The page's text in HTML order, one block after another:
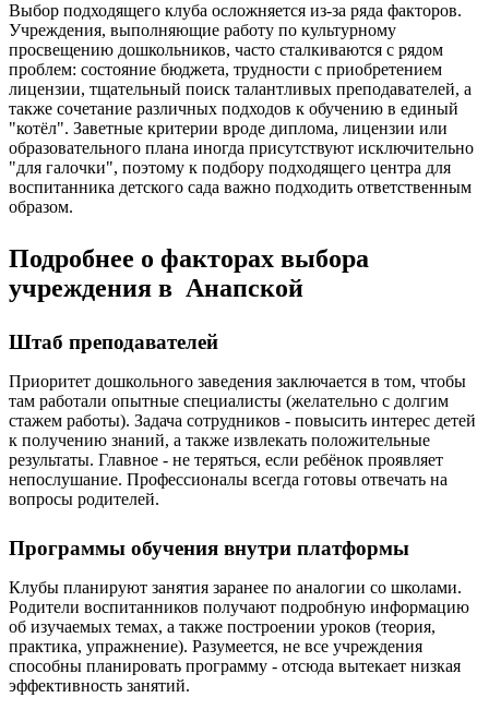
Выбор подходящего клуба осложняется из-за ряда факторов.
Учреждения, выполняющие работу по культурному
просвещению дошкольников, часто сталкиваются с рядом
проблем: состояние бюджета, трудности с приобретением
лицензии, тщательный поиск талантливых преподавателей, а
также сочетание различных подходов к обучению в единый
"котёл". Заветные критерии вроде диплома, лицензии или
образовательного плана иногда присутствуют исключительно
"для галочки", поэтому к подбору подходящего центра для
воспитанника детского сада важно подходить ответственным
образом.
Подробнее о факторах выбора
учреждения в Анапской
Штаб преподавателей
Приоритет дошкольного заведения заключается в том, чтобы
там работали опытные специалисты (желательно с долгим
стажем работы). Задача сотрудников - повысить интерес детей
к получению знаний, а также извлекать положительные
результаты. Главное - не теряться, если ребёнок проявляет
непослушание. Профессионалы всегда готовы отвечать на
вопросы родителей.
Программы обучения внутри платформы
Клубы планируют занятия заранее по аналогии со школами.
Родители воспитанников получают подробную информацию
об изучаемых темах, а также построении уроков (теория,
практика, упражнение). Разумеется, не все учреждения
способны планировать программу - отсюда вытекает низкая
эффективность занятий.